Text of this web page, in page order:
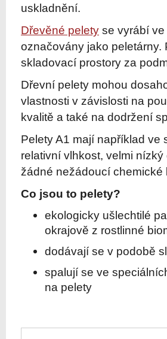
uskladnění.
Dřevěné pelety se vyrábí
označovány jako
skladovací prostory za
Dřevní pelety mohou
vlastnosti v závislosti na
kvalitě a také na dodržení
Pelety A1 mají například
relativní vlhkost, velmi
žádné nežádoucí chemické
Co jsou to pelety?
ekologicky ušlechtilé
okrajově z rostlinné
dodávají se v podobě
spalují se ve
na pelety